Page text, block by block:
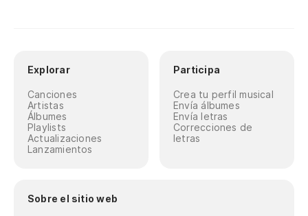
Explorar
Canciones
Artistas
Álbumes
Playlists
Actualizaciones
Lanzamientos
Participa
Crea tu perfil musical
Envía álbumes
Envía letras
Correcciones de
letras
Sobre el sitio web